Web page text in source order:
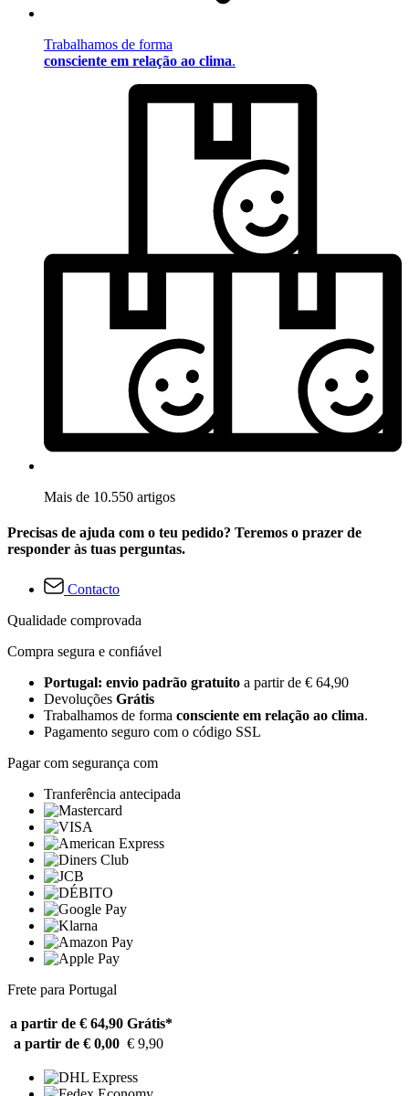
Trabalhamos de forma
consciente em relação ao clima.
Mais de 10.550 artigos
Precisas de ajuda com o teu pedido? Teremos o prazer de
responder às tuas perguntas.
Contacto
Qualidade comprovada
Compra segura e confiável
Portugal: envio padrão gratuito a partir de € 64,90
Devoluções Grátis
Trabalhamos de forma consciente em relação ao clima.
Pagamento seguro com o código SSL
Pagar com segurança com
Tranferência antecipada
Frete para Portugal
a partir de € 64,90 Grátis*
a partir de € 0,00 € 9,90